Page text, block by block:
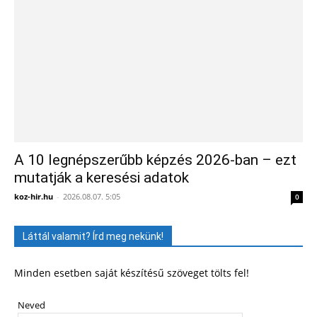
A 10 legnépszerűbb képzés 2026-ban – ezt
mutatják a keresési adatok
koz-hir.hu - 2026.08.07. 5:05 0
Láttál valamit? Írd meg nekünk!
Minden esetben saját készítésű szöveget tölts fel!
Neved